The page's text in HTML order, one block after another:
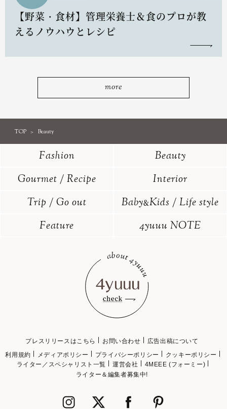
【野菜・食材】管理栄養士＆食のプロが教
えるノウハウとレシピ
more
TOP Beauty
Fashion
Beauty
Gourmet / Recipe
Interior
Trip / Go out
Baby&Kids / Life style
Feature
4yuuu NOTE
プレスリリースはこちら お問い合わせ
広告出稿について
利用規約
メディアポリシー プライバシーポリシー
クッキーポリシー
ライター／スペシャリスト一覧
運営会社
4MEEE (フォーミー)
ライター＆編集者募集中!